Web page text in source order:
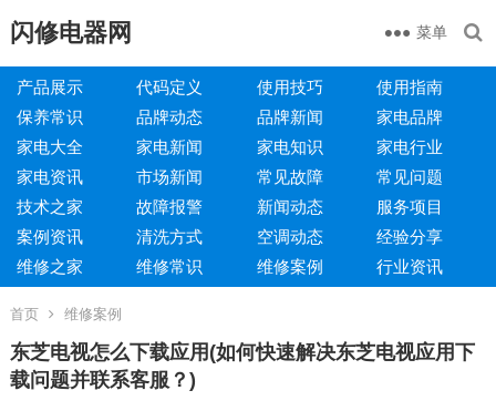
闪修电器网 菜单
产品展示 代码定义 使用技巧
使用指南
保养常识
品牌动态 品牌新闻
家电品牌
家电大全
家电新闻 家电知识
家电行业
家电资讯
市场新闻 常见故障
常见问题
技术之家
故障报警 新闻动态
服务项目
案例资讯
清洗方式 空调动态
经验分享
维修之家
维修常识 维修案例 行业资讯
首页 维修案例
东芝电视怎么下载应用(如何快速解决东芝电视应用下
载问题并联系客服？)